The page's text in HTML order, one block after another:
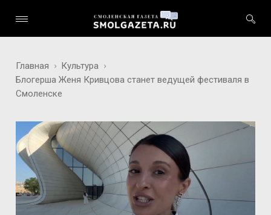
Главная
Культура
Блогерша Женя Кривцова станет ведущей фестиваля в
Смоленске